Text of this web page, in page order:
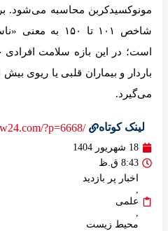
مونوکسیدکربن محاسبه می‌شود.
شاخص ۱۰۱ تا ۱۵۰
است؛ در این بازه سلامت افرادی
باردار و بیماران قلبی یا ریوی
می‌گیرد.
لینک کوتاه /https://iranview24.com/?p=6668
18 شهریور 1404
8:43 ق.ظ
اخبار پر بازدید
,
علمی
,
محیط زیست